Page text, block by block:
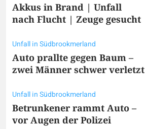
Akkus in Brand | Unfall
nach Flucht | Zeuge gesucht
Unfall in Südbrookmerland
Auto prallte gegen Baum –
zwei Männer schwer verletzt
Unfall in Südbrookmerland
Betrunkener rammt Auto –
vor Augen der Polizei